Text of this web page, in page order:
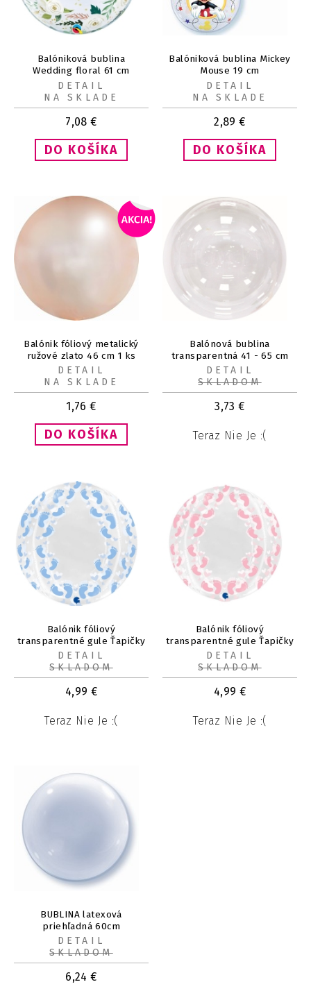
Balóniková bublina
Wedding floral 61 cm
7,08 €
DETAIL
NA SKLADE
Balóniková bublina Mickey
Mouse 19 cm
2,89 €
DETAIL
NA SKLADE
Balónik fóliový metalický
ružové zlato 46 cm 1 ks
1,76 €
DETAIL
NA SKLADE
Balónová bublina
transparentná 41 - 65 cm
3,73 €
Teraz Nie Je :(
DETAIL
SKLADOM
Balónik fóliový
transparentné gule Ťapičky
modré 48 cm
4,99 €
Teraz Nie Je :(
DETAIL
SKLADOM
Balónik fóliový
transparentné gule Ťapičky
ružové 48 cm
4,99 €
Teraz Nie Je :(
DETAIL
SKLADOM
BUBLINA latexová
priehľadná 60cm
6,24 €
DETAIL
SKLADOM